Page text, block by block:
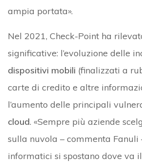
ampia portata».
Nel 2021, Check-Point ha
significative: l’evoluzione delle
dispositivi mobili (finalizzati a
carte di credito e altre
l’aumento delle principali
cloud. «Sempre più aziende
sulla nuvola – commenta Fanuli
informatici si spostano dove va il